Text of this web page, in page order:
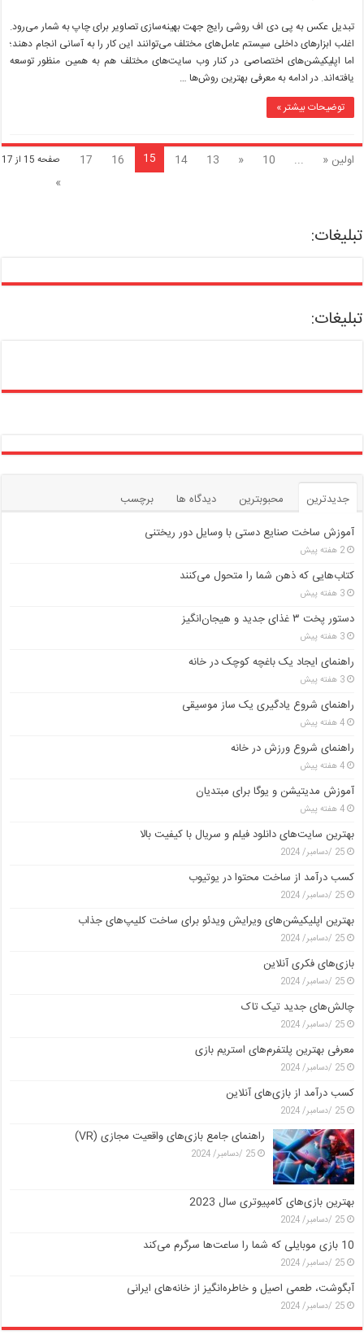
عکس‌ها
را
در
موبایل
و
تبدیل
کنیم؟
تبدیل عکس به پی دی اف روشی رایج جهت بهینه‌سازی تصاویر برای چاپ به شمار می‌رود.
اغلب ابزارهای داخلی سیستم عامل‌های مختلف می‌توانند این کار را به آسانی انجام دهند؛
اما اپلیکیشن‌های اختصاصی در کنار وب سایت‌های مختلف هم به همین منظور توسعه
یافته‌اند. در ادامه به معرفی بهترین روش‌ها …
توضیحات بیشتر »
صفحه 15 از 17 اولین « ...
10
«
13
14
15
16
17
»
تبلیغات:
تبلیغات:
جدیدترین محبوبترین دیدگاه ها
برچسب
آموزش ساخت صنایع دستی با وسایل دور ریختنی
2 هفته پیش
کتاب‌هایی که ذهن شما را متحول می‌کنند
3 هفته پیش
دستور پخت ۳ غذای جدید و هیجان‌انگیز
3 هفته پیش
راهنمای ایجاد یک باغچه کوچک در خانه
3 هفته پیش
راهنمای شروع یادگیری یک ساز موسیقی
4 هفته پیش
راهنمای شروع ورزش در خانه
4 هفته پیش
آموزش مدیتیشن و یوگا برای مبتدیان
4 هفته پیش
بهترین سایت‌های دانلود فیلم و سریال با کیفیت بالا
25 /دسامبر/ 2024
کسب درآمد از ساخت محتوا در یوتیوب
25 /دسامبر/ 2024
بهترین اپلیکیشن‌های ویرایش ویدئو برای ساخت کلیپ‌های جذاب
25 /دسامبر/ 2024
بازی‌های فکری آنلاین
25 /دسامبر/ 2024
چالش‌های جدید تیک تاک
25 /دسامبر/ 2024
معرفی بهترین پلتفرم‌های استریم بازی
25 /دسامبر/ 2024
کسب درآمد از بازی‌های آنلاین
25 /دسامبر/ 2024
راهنمای جامع بازی‌های واقعیت مجازی (VR)
25 /دسامبر/ 2024
بهترین بازی‌های کامپیوتری سال 2023
25 /دسامبر/ 2024
10 بازی موبایلی که شما را ساعت‌ها سرگرم می‌کند
25 /دسامبر/ 2024
آبگوشت، طعمی اصیل و خاطره‌انگیز از خانه‌های ایرانی
25 /دسامبر/ 2024